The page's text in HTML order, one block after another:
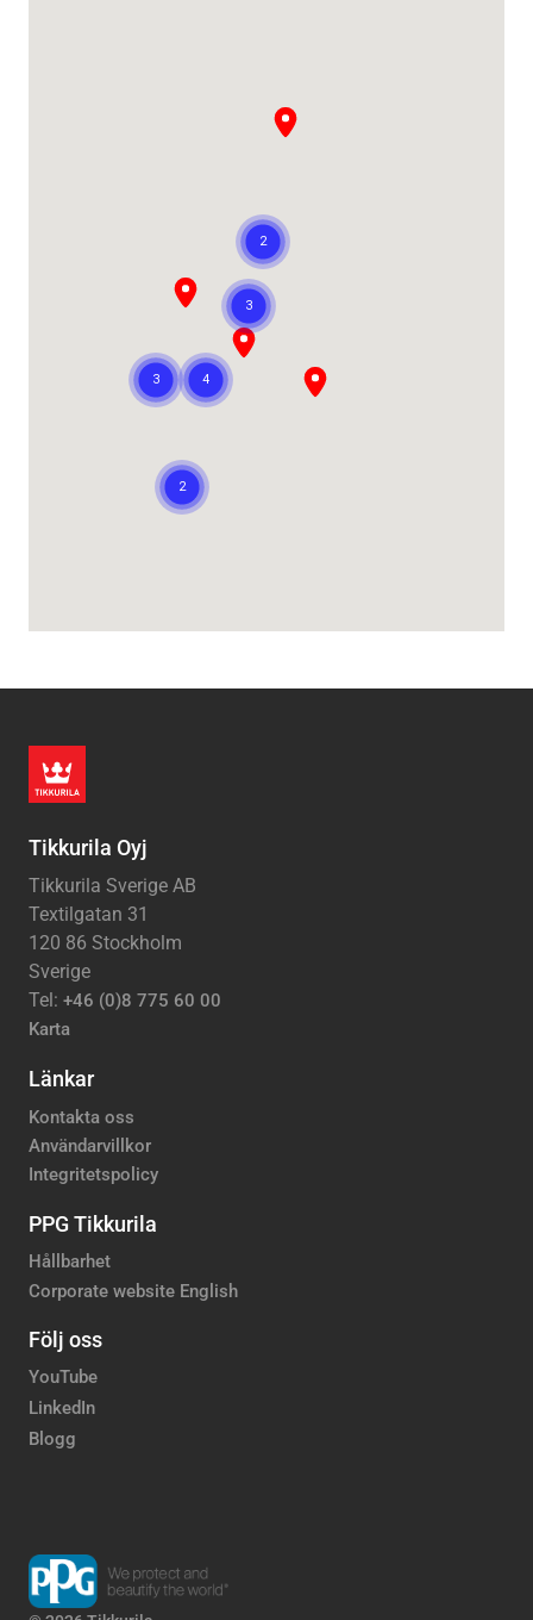
Tikkurila Oyj
Tikkurila Sverige AB
Textilgatan 31
120 86 Stockholm
Sverige
Tel: +46 (0)8 775 60 00
Karta
Länkar
Kontakta oss
Användarvillkor
Integritetspolicy
PPG Tikkurila
Hållbarhet
Corporate website English
Följ oss
YouTube
LinkedIn
Blogg